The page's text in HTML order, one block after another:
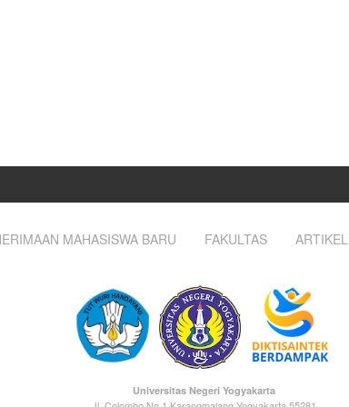
MAHASISWA BARU FAKULTAS ARTIKEL
Universitas Negeri Yogyakarta